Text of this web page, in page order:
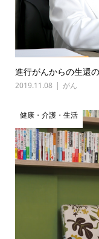
進行がんからの生還
2019.11.08 がん
健康・介護・生活